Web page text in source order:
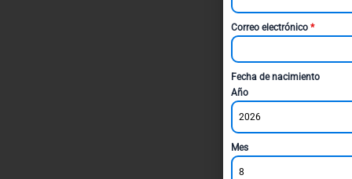
Correo electrónico *
Fecha de nacimiento
Año
2026
Mes
8